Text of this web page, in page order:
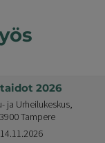
2026
ja Urheilukeskus,
Tampere